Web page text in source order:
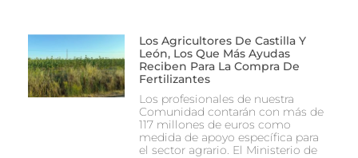
Los Agricultores De Castilla Y
León, Los Que Más Ayudas
Reciben Para La Compra De
Fertilizantes
Los profesionales de nuestra
Comunidad contarán con más de
117 millones de euros como
medida de apoyo específica para
el sector agrario. El Ministerio de